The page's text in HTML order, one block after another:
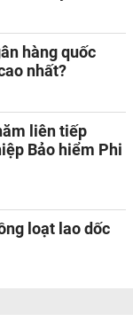
hàng quốc
nhất?
liên tiếp
Bảo hiểm Phi
loạt lao dốc